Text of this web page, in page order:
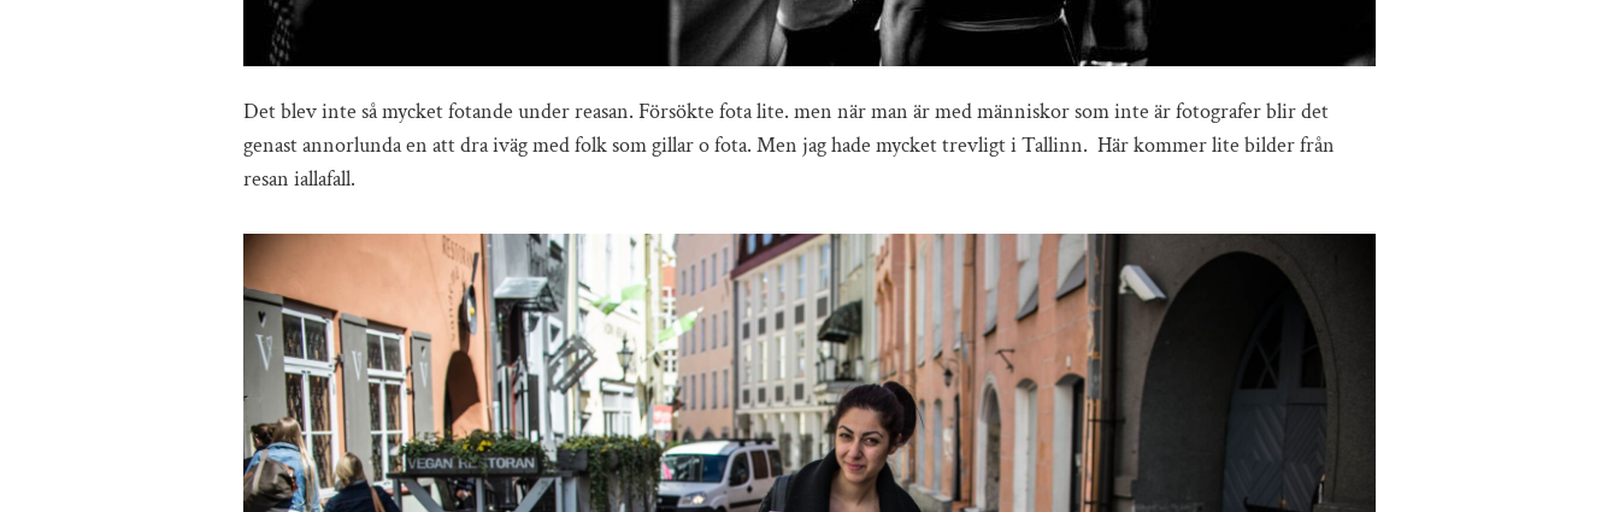
Det blev inte så mycket fotande under reasan. Försökte fota lite. men när man är med människor som inte är fotografer blir det
genast annorlunda en att dra iväg med folk som gillar o fota. Men jag hade mycket trevligt i Tallinn. Här kommer lite bilder från
resan iallafall.